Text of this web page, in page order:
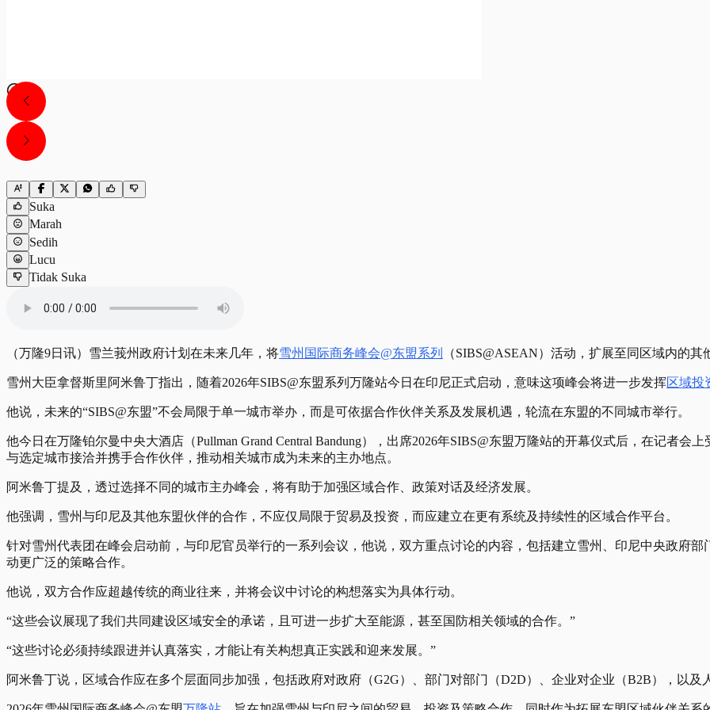
Suka
Marah
Sedih
Lucu
Tidak Suka
（万隆9日讯）雪兰莪州政府计划在未来几年，将雪州国际商务峰会@东盟系列 （SIBS@ASEAN）活动，扩展至同区域内的其
雪州大臣拿督斯里阿米鲁丁指出，随着2026年SIBS@东盟系列万隆站今日在印尼正式启动，意味这项峰会将进一步发挥区域投
他说，未来的“SIBS@东盟”不会局限于单一城市举办，而是可依据合作伙伴关系及发展机遇，轮流在东盟的不同城市举行。
他今日在万隆铂尔曼中央大酒店（Pullman Grand Central Bandung），出席2026年SIBS@东盟万隆站的开幕仪式后，在记者
与选定城市接洽并携手合作伙伴，推动相关城市成为未来的主办地点。
阿米鲁丁提及，透过选择不同的城市主办峰会，将有助于加强区域合作、政策对话及经济发展。
他强调，雪州与印尼及其他东盟伙伴的合作，不应仅局限于贸易及投资，而应建立在更有系统及持续性的区域合作平台。
针对雪州代表团在峰会启动前，与印尼官员举行的一系列会议，他说，双方重点讨论的内容，包括建立雪州、印尼中央政府
动更广泛的策略合作。
他说，双方合作应超越传统的商业往来，并将会议中讨论的构想落实为具体行动。
“这些会议展现了我们共同建设区域安全的承诺，且可进一步扩大至能源，甚至国防相关领域的合作。”
“这些讨论必须持续跟进并认真落实，才能让有关构想真正实践和迎来发展。”
阿米鲁丁说，区域合作应在多个层面同步加强，包括政府对政府（G2G）、部门对部门（D2D）、企业对企业（B2B），以及